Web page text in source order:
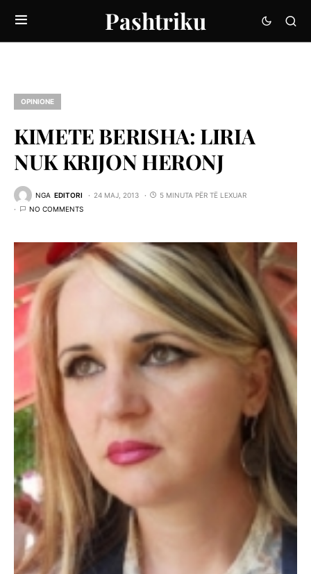
Pashtriku
OPINIONE
KIMETE BERISHA: LIRIA
NUK KRIJON HERONJ
NGA EDITORI 24 MAJ, 2013
5 MINUTA PËR TË LEXUAR
NO COMMENTS